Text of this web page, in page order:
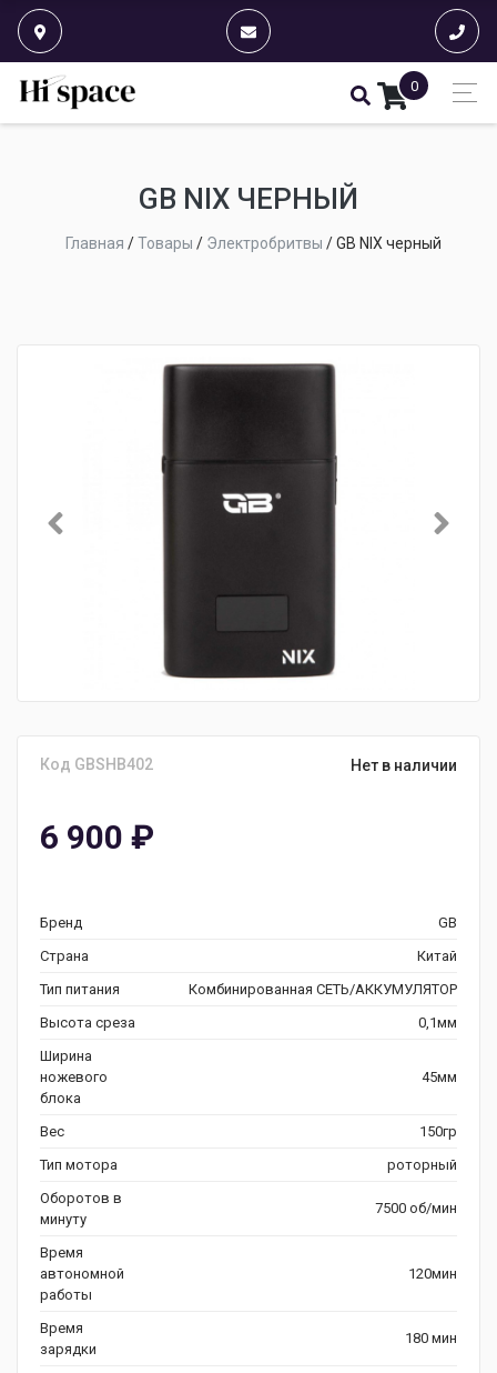
0
GB NIX ЧЕРНЫЙ
Главная /Товары / Электробритвы /GB NIX черный
Код GBSHB402 Нет в наличии
6 900 ₽
Бренд
GB
Страна
Китай
Тип питания
Комбинированная СЕТЬ/АККУМУЛЯТОР
Высота среза
0,1мм
Ширина
ножевого
блока
45мм
Вес
150гр
Тип мотора
роторный
Оборотов в
минуту
7500 об/мин
Время
автономной
работы
120мин
Время
зарядки
180 мин